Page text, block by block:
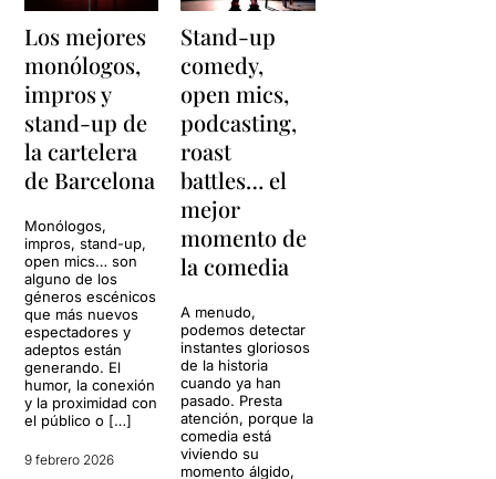
Los mejores
monólogos,
impros y
stand-up de
la cartelera
de Barcelona
Monólogos,
impros, stand-up,
open mics… son
alguno de los
géneros escénicos
que más nuevos
espectadores y
adeptos están
generando. El
humor, la conexión
y la proximidad con
el público o […]
9 febrero 2026
Stand-up
comedy,
open mics,
podcasting,
roast
battles… el
mejor
momento de
la comedia
A menudo,
podemos detectar
instantes gloriosos
de la historia
cuando ya han
pasado. Presta
atención, porque la
comedia está
viviendo su
momento álgido,